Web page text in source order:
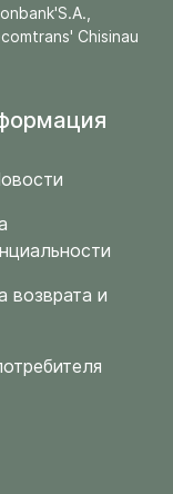
Chisinau
возврата и